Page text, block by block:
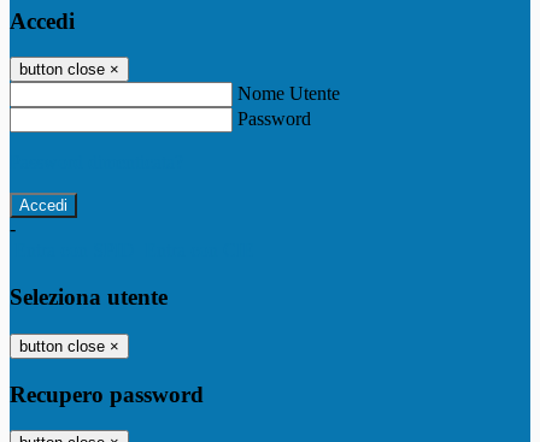
Accedi
button close ×
Nome Utente
Password
-
Seleziona utente
button close ×
Recupero password